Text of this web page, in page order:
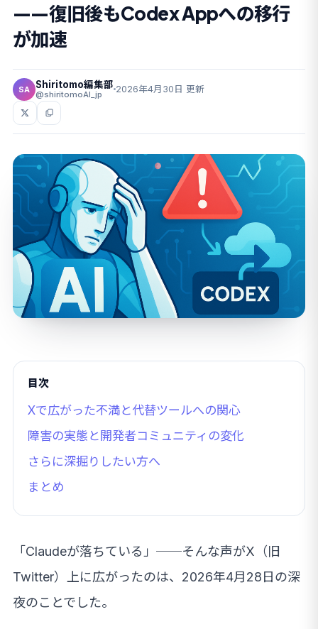
——復旧後もCodex Appへの移行
が加速
SA Shiritomo編集部
@shiritomoAI_jp 2026年4月30日 更新
目次
Xで広がった不満と代替ツールへの関心
障害の実態と開発者コミュニティの変化
さらに深掘りしたい方へ
まとめ
「Claudeが落ちている」──そんな声がX（旧
Twitter）上に広がったのは、2026年4月28日の深
夜のことでした。